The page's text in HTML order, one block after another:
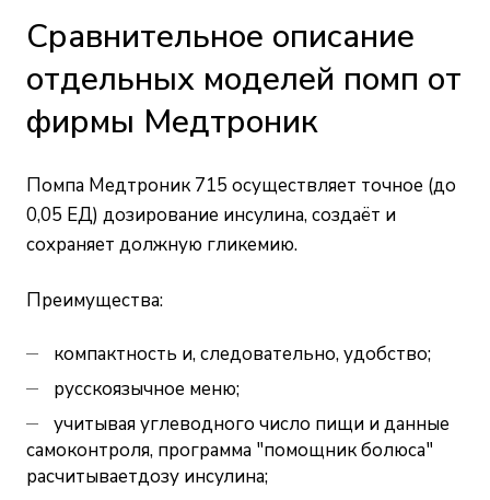
Сравнительное описание
отдельных моделей помп от
фирмы Медтроник
Помпа Медтроник 715 осуществляет точное (до
0,05 ЕД) дозирование инсулина, создаёт и
сохраняет должную гликемию.
Преимущества:
компактность и, следовательно, удобство;
русскоязычное меню;
учитывая углеводного число пищи и данные
самоконтроля, программа "помощник болюса"
расчитываетдозу инсулина;